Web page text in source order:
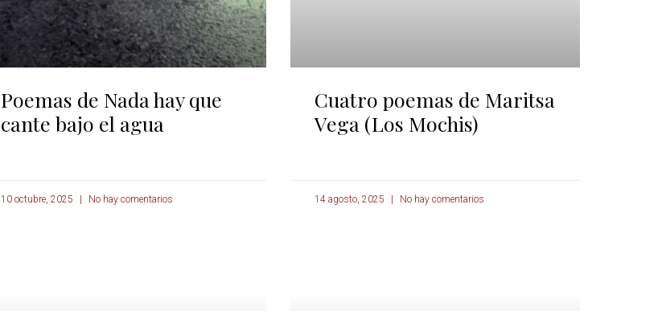
Poemas de Nada hay que
cante bajo el agua
10 octubre, 2025 No hay comentarios
Cuatro poemas de Maritsa
Vega (Los Mochis)
14 agosto, 2025 No hay comentarios